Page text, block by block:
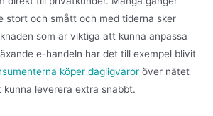
stort och smått och med tiderna sker
som är viktiga att kunna anpassa
e-handeln har det till exempel blivit
köper dagligvaror över nätet
leverera extra snabbt.